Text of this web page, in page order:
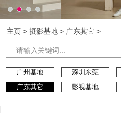
主页 >摄影基地 > 广东其它 >
广州基地 深圳东莞
广东其它
影视基地